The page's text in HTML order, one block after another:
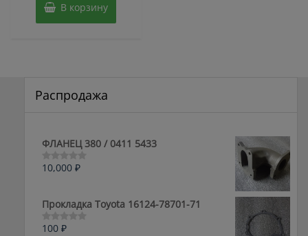
В корзину
Распродажа
ФЛАНЕЦ 380 / 0411 5433
Оценка
5
10,000 ₽
Прокладка Toyota 16124-78701-71
Оценка
100 ₽